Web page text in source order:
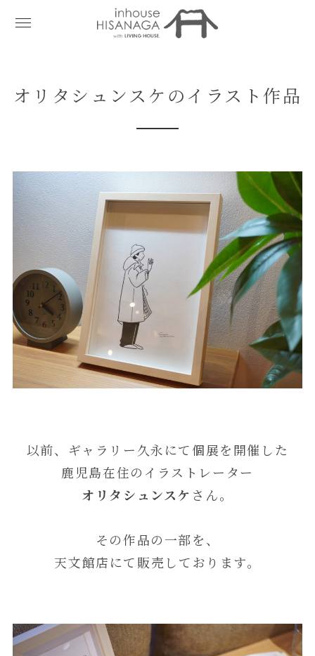
オリタシュンスケのイラスト作品
以前、ギャラリー久永にて個展を開催した
鹿児島在住のイラストレーター
オリタシュンスケ さん。
その作品の一部を、
天文館店にて販売しております。